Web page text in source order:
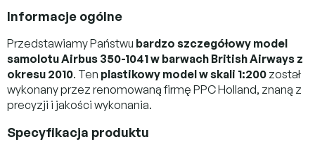
Informacje ogólne
Przedstawiamy Państwu bardzo szczegółowy model
samolotu Airbus 350-1041 w barwach British Airways z
okresu 2010. Ten plastikowy model w skali 1:200 został
wykonany przez renomowaną firmę PPC Holland, znaną z
precyzji i jakości wykonania.
Specyfikacja produktu